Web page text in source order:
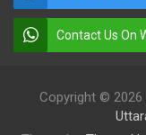
Contact Us On
Copyright © 2026